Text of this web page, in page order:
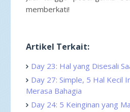
memberkati!
Artikel Terkait:
Day 23: Hal yang Disesali
Day 27: Simple, 5 Hal Kecil
Merasa Bahagia
Day 24: 5 Keinginan yang